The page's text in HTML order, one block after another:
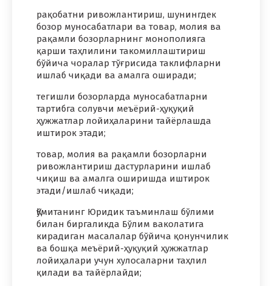
рақобатни ривожлантириш, шунингдек
бозор муносабатлари ва товар, молия ва
рақамли бозорларнинг монополияга
қарши таҳлилини такомиллаштириш
бўйича чоралар тўғрисида таклифларни
ишлаб чиқади ва амалга оширади;
тегишли бозорларда муносабатларни
тартибга солувчи меъёрий-ҳуқуқий
ҳужжатлар лойиҳаларини тайёрлашда
иштирок этади;
товар, молия ва рақамли бозорларни
ривожлантириш дастурларини ишлаб
чиқиш ва амалга оширишда иштирок
этади/ишлаб чиқади;
Қўмитанинг Юридик таъминлаш бўлими
билан биргаликда Бўлим ваколатига
кирадиган масалалар бўйича қонунчилик
ва бошқа меъёрий-ҳуқуқий ҳужжатлар
лойиҳалари учун хулосаларни таҳлил
қилади ва тайёрлайди;